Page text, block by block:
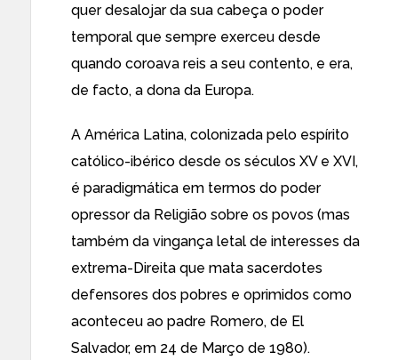
quer desalojar da sua cabeça o poder
temporal que sempre exerceu desde
quando coroava reis a seu contento, e era,
de facto, a dona da Europa.
A América Latina, colonizada pelo espírito
católico-ibérico desde os séculos XV e XVI,
é paradigmática em termos do poder
opressor da Religião sobre os povos (mas
também da vingança letal de interesses da
extrema-Direita que mata sacerdotes
defensores dos pobres e oprimidos como
aconteceu ao padre Romero, de El
Salvador, em 24 de Março de 1980).